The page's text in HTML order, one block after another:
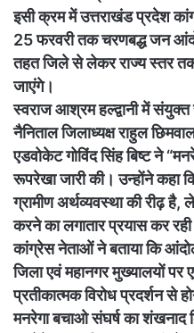
इसी क्रम में उत्तराखंड प्रदेश
25 फरवरी तक चरणबद्ध जन
तहत जिले से लेकर राज्य स्तर
जाएंगे।
स्वराज आश्रम हल्द्वानी में
नैनिताल जिलाध्यक्ष राहुल
एडवोकेट गोविंद सिंह बिष्ट ने
रूपरेखा जारी की। उन्होंने कहा
ग्रामीण अर्थव्यवस्था की रीढ़
करने का लगातार प्रयास कर
कांग्रेस नेताओं ने बताया कि
जिला एवं महानगर मुख्यालयों
प्रतीकात्मक विरोध प्रदर्शन से
मनरेगा बचाओ संघर्ष का शंखनाद